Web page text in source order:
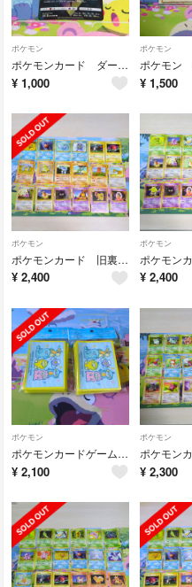
ポケモン
ポケモンカード ダークライ◇ PR プリズムスター SM5S
¥ 1,000
ポケモン
¥ 1,500
ポケモン
ポケモンカード 旧裏 ノーマル 第1弾 18枚セット
¥ 2,400
ポケモン
¥ 2,400
ポケモン
ポケモンカードゲーム デッキシールド DOWASUR 2つセットE
¥ 2,100
ポケモン
¥ 2,300